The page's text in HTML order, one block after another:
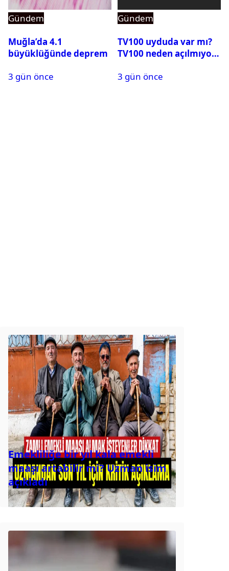
Gündem
Muğla’da 4.1
büyüklüğünde deprem
3 gün önce
Gündem
TV100 uyduda var mı?
TV100 neden açılmıyor?
3 gün önce
Emekliliğe bir yıl kala emekli
maaşı artabilir mi? Uzman isim
açıkladı